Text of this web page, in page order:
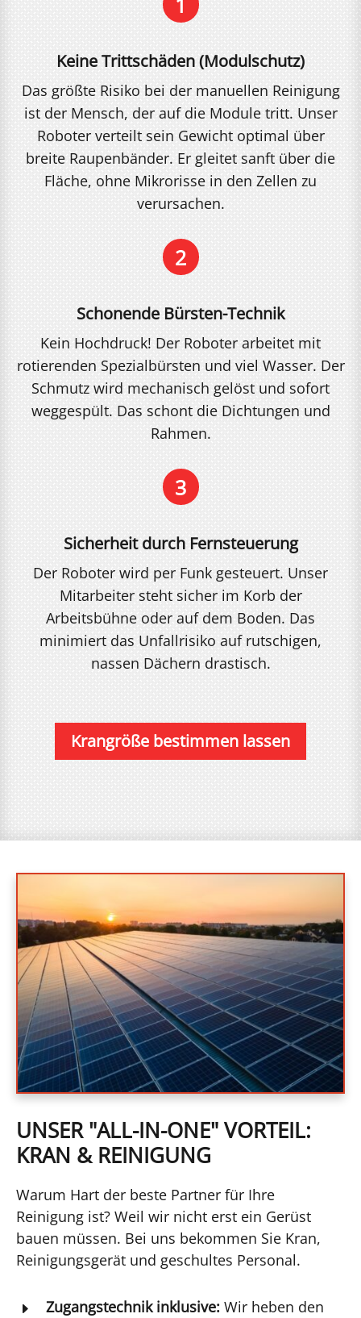
Keine Trittschäden (Modulschutz)
Das größte Risiko bei der manuellen Reinigung
ist der Mensch, der auf die Module tritt. Unser
Roboter verteilt sein Gewicht optimal über
breite Raupenbänder. Er gleitet sanft über die
Fläche, ohne Mikrorisse in den Zellen zu
verursachen.
2
Schonende Bürsten-Technik
Kein Hochdruck! Der Roboter arbeitet mit
rotierenden Spezialbürsten und viel Wasser. Der
Schmutz wird mechanisch gelöst und sofort
weggespült. Das schont die Dichtungen und
Rahmen.
3
Sicherheit durch Fernsteuerung
Der Roboter wird per Funk gesteuert. Unser
Mitarbeiter steht sicher im Korb der
Arbeitsbühne oder auf dem Boden. Das
minimiert das Unfallrisiko auf rutschigen,
nassen Dächern drastisch.
Krangröße bestimmen lassen
UNSER "ALL-IN-ONE" VORTEIL:
KRAN & REINIGUNG
Warum Hart der beste Partner für Ihre
Reinigung ist? Weil wir nicht erst ein Gerüst
bauen müssen. Bei uns bekommen Sie Kran,
Reinigungsgerät und geschultes Personal.
E Zugangstechnik inklusive: Wir heben den